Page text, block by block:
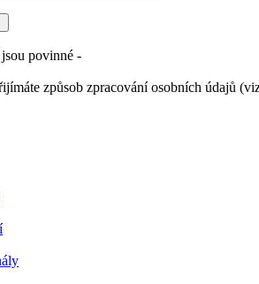
povinné -
způsob zpracování osobních údajů